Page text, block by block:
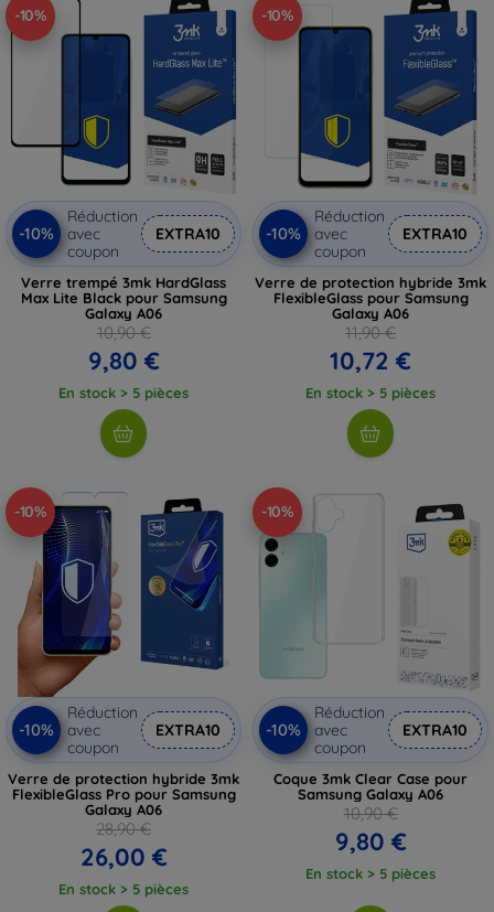
-10%
-10%
Réduction
avec
coupon
EXTRA10
Verre trempé 3mk HardGlass
Max Lite Black pour Samsung
Galaxy A06
10,90 €
9,80 €
En stock > 5 pièces
-10%
-10%
Réduction
avec
coupon
EXTRA10
Verre de protection hybride 3mk
FlexibleGlass pour Samsung
Galaxy A06
11,90 €
10,72 €
En stock > 5 pièces
-10%
-10%
Réduction
avec
coupon
EXTRA10
Verre de protection hybride 3mk
FlexibleGlass Pro pour Samsung
Galaxy A06
28,90 €
26,00 €
En stock > 5 pièces
-10%
-10%
Réduction
avec
coupon
EXTRA10
Coque 3mk Clear Case pour
Samsung Galaxy A06
10,90 €
9,80 €
En stock > 5 pièces